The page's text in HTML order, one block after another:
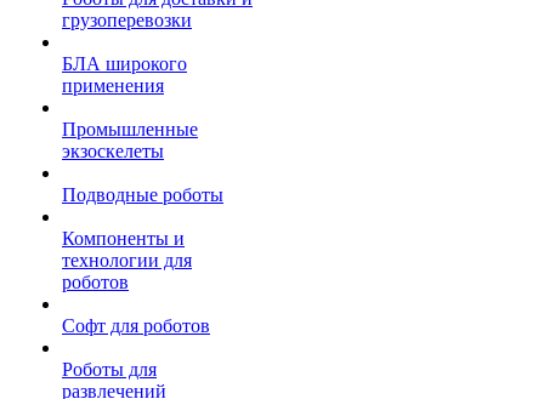
грузоперевозки
БЛА широкого
применения
Промышленные
экзоскелеты
Подводные роботы
Компоненты и
технологии для
роботов
Софт для роботов
Роботы для
развлечений